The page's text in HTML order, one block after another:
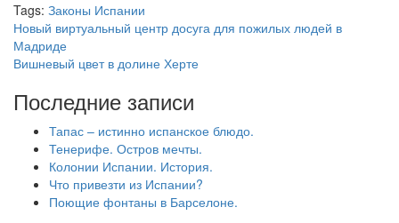
Tags: Законы Испании
Новый виртуальный центр досуга для пожилых людей в
Мадриде
Вишневый цвет в долине Херте
Последние записи
Тапас – истинно испанское блюдо.
Тенерифе. Остров мечты.
Колонии Испании. История.
Что привезти из Испании?
Поющие фонтаны в Барселоне.